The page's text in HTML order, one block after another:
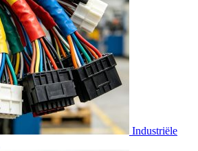
Industriële